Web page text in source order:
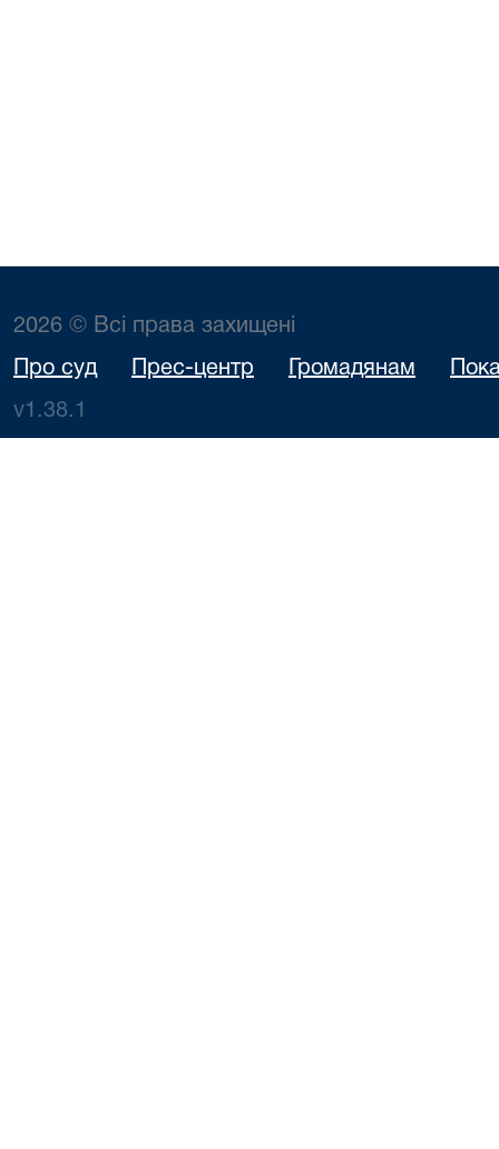
2026 © Всі права захищені
Про суд Прес-центр Громадянам
v1.38.1